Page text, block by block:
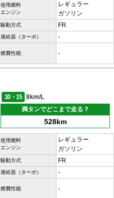
使用燃料
エンジン
レギュラー
ガソリン
駆動方式 FR
過給器（ターボ） -
燃費性能 -
10・15
8km/L
満タンでどこまで走る？
528km
使用燃料
エンジン
レギュラー
ガソリン
駆動方式 FR
過給器（ターボ） -
燃費性能 -